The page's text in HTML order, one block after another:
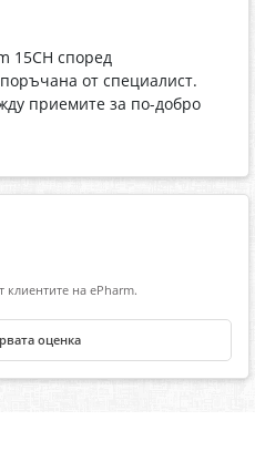
15СН според
от специалист.
приемите за по-добро
на ePharm.
оценка